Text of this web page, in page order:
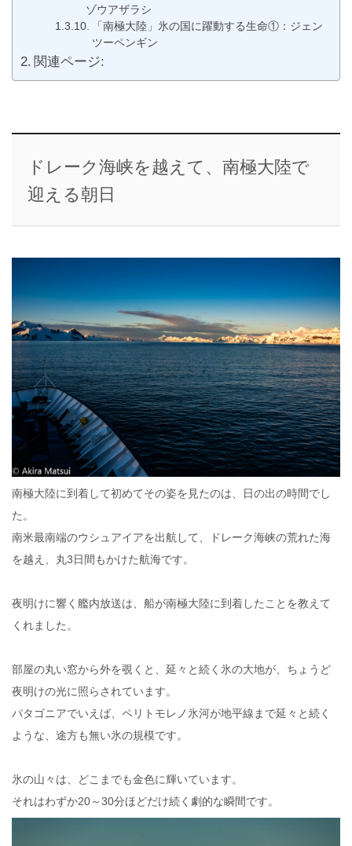
ゾウアザラシ
「南極大陸」氷の国に躍動する生命①：ジェン
ツーペンギン
関連ページ:
ドレーク海峡を越えて、南極大陸で
迎える朝日
南極大陸に到着して初めてその姿を見たのは、日の出の時間でし
た。
南米最南端のウシュアイアを出航して、ドレーク海峡の荒れた海
を越え、丸3日間もかけた航海です。
夜明けに響く艦内放送は、船が南極大陸に到着したことを教えて
くれました。
部屋の丸い窓から外を覗くと、延々と続く氷の大地が、ちょうど
夜明けの光に照らされています。
パタゴニアでいえば、ペリトモレノ氷河が地平線まで延々と続く
ような、途方も無い氷の規模です。
氷の山々は、どこまでも金色に輝いています。
それはわずか20～30分ほどだけ続く劇的な瞬間です。